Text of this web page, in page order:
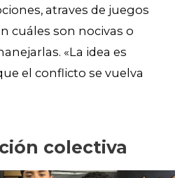
atraves de juegos
cuáles son nocivas o
«La idea es
el conflicto se vuelva
colectiva